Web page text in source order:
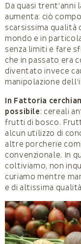
Da quasi
aumenta: ciò
scarsissima qualità
mondo e in
senza limiti e fare
che in passato era
diventato invece
manipolazione
In Fattoria
possibile: cereali
frutti di bosco.
alcun utilizzo di
altre porcherie
convenzionale. In
coltiviamo, non
curiamo mentre
e di altissima